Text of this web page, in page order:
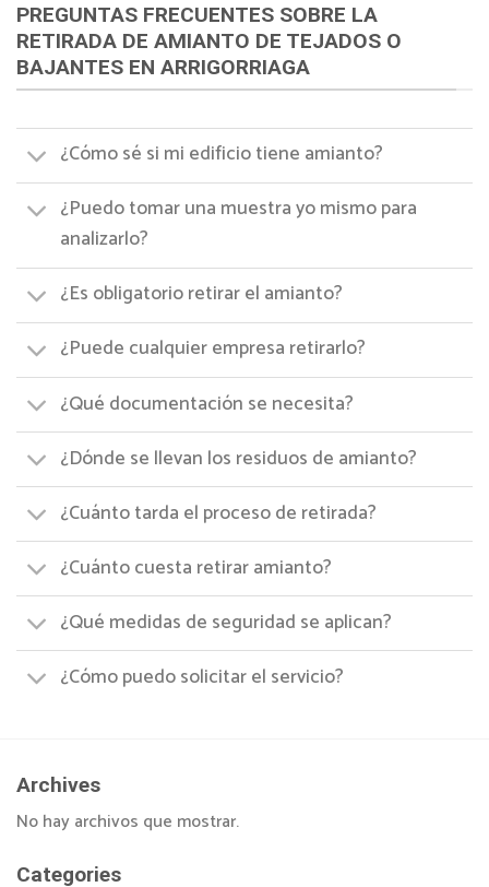
PREGUNTAS FRECUENTES SOBRE LA
RETIRADA DE AMIANTO DE TEJADOS O
BAJANTES EN ARRIGORRIAGA
¿Cómo sé si mi edificio tiene amianto?
¿Puedo tomar una muestra yo mismo para
analizarlo?
¿Es obligatorio retirar el amianto?
¿Puede cualquier empresa retirarlo?
¿Qué documentación se necesita?
¿Dónde se llevan los residuos de amianto?
¿Cuánto tarda el proceso de retirada?
¿Cuánto cuesta retirar amianto?
¿Qué medidas de seguridad se aplican?
¿Cómo puedo solicitar el servicio?
Archives
No hay archivos que mostrar.
Categories